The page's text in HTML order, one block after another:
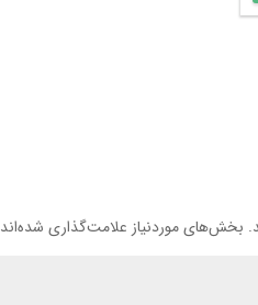
بخش‌های موردنیاز علامت‌گذاری شده‌اند